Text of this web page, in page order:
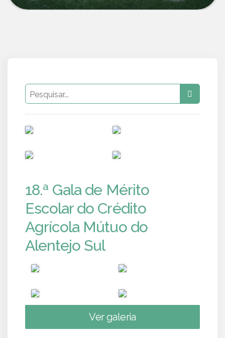
18.ª Gala de Mérito
Escolar do Crédito
Agrícola Mútuo do
Alentejo Sul
Ver galeria